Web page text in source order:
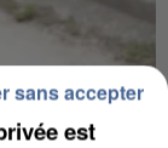
est
sans accepter